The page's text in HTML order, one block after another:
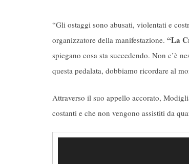
“Gli ostaggi sono abusati, violentati e
organizzatore della manifestazione. “La
spiegano cosa sta succedendo. Non c’è
questa pedalata, dobbiamo ricordare al
Attraverso il suo appello accorato,
costanti e che non vengono assistiti da